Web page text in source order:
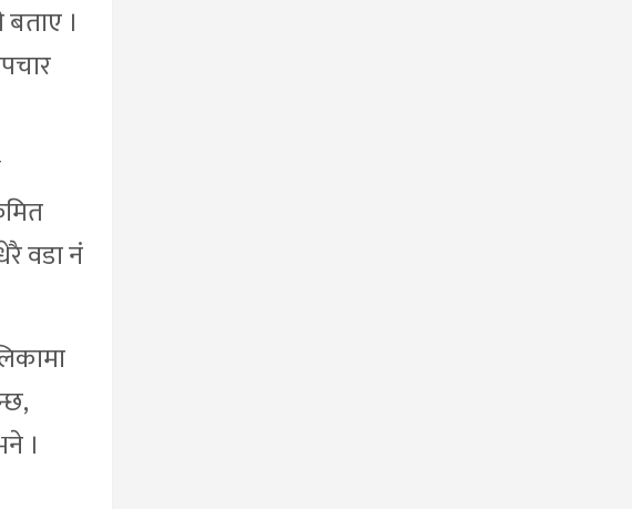
।
वडा नं
।